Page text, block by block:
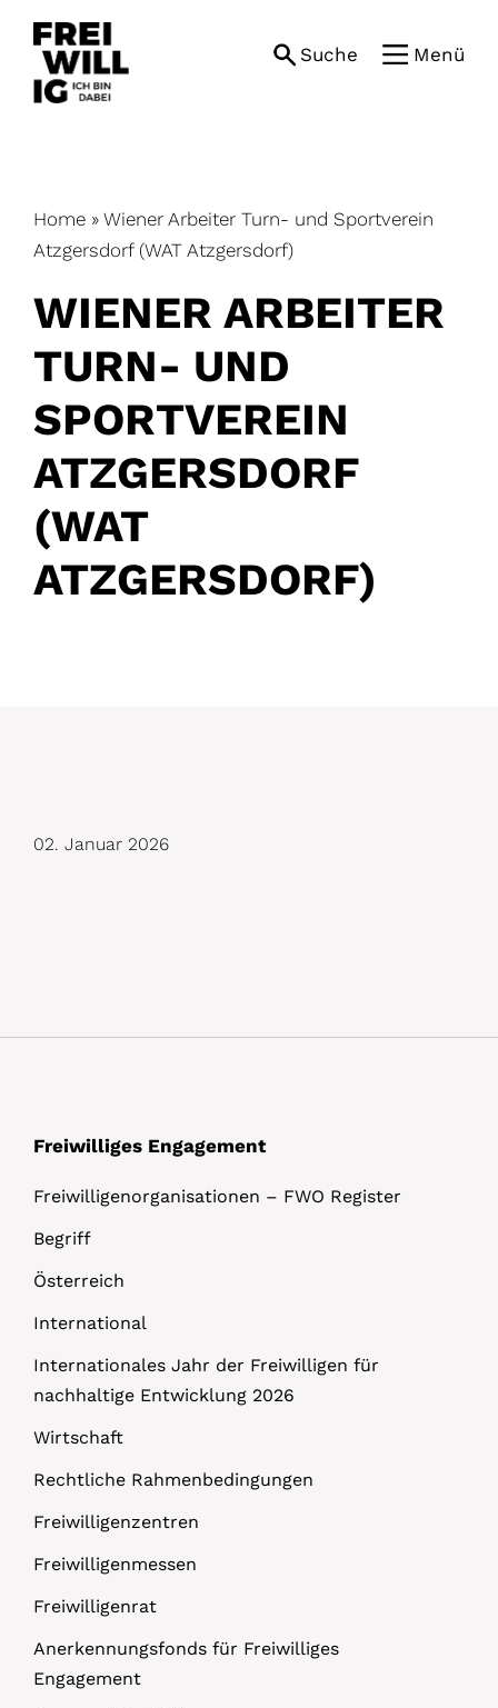
content
Suche Menü
Home » Wiener Arbeiter Turn- und Sportverein
Atzgersdorf (WAT Atzgersdorf)
WIENER ARBEITER
TURN- UND
SPORTVEREIN
ATZGERSDORF
(WAT
ATZGERSDORF)
D
02. Januar 2026
Freiwilliges Engagement
Freiwilligenorganisationen – FWO Register
Begriff
Österreich
International
Internationales Jahr der Freiwilligen für
nachhaltige Entwicklung 2026
Wirtschaft
Rechtliche Rahmenbedingungen
Freiwilligenzentren
Freiwilligenmessen
Freiwilligenrat
Anerkennungsfonds für Freiwilliges
Engagement